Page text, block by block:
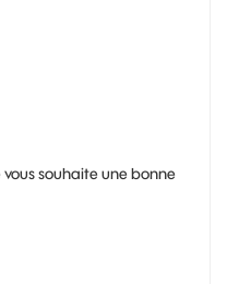
souhaite une bonne